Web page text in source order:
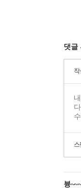
댓글
작
븅~~~